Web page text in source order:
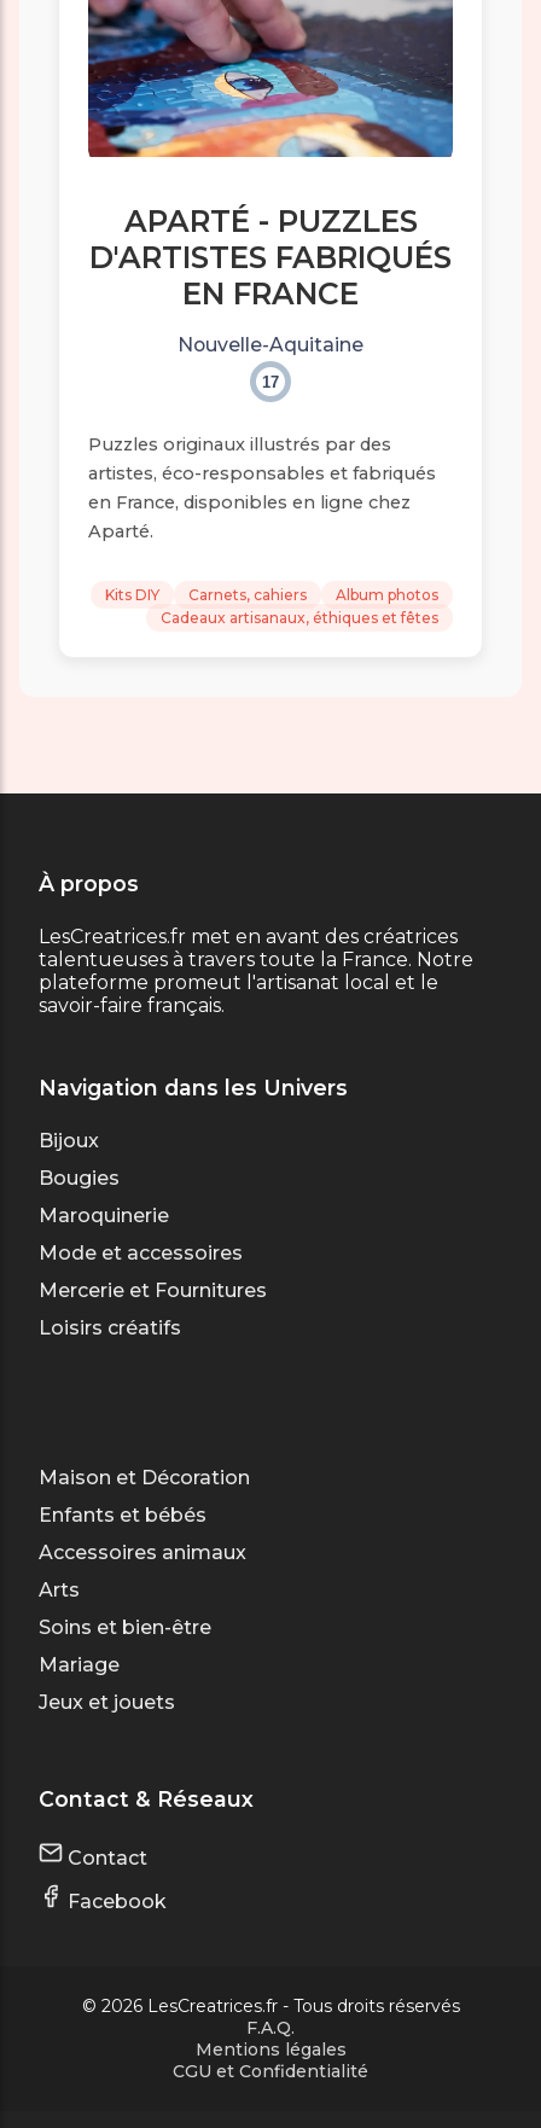
APARTÉ - PUZZLES
D'ARTISTES FABRIQUÉS
EN FRANCE
Nouvelle-Aquitaine
17
Puzzles originaux illustrés par des
artistes, éco-responsables et fabriqués
en France, disponibles en ligne chez
Aparté.
Kits DIY Carnets, cahiers
Album photos
Cadeaux artisanaux, éthiques et fêtes
À propos
LesCreatrices.fr met en avant des créatrices
talentueuses à travers toute la France. Notre
plateforme promeut l'artisanat local et le
savoir-faire français.
Navigation dans les Univers
Bijoux
Bougies
Maroquinerie
Mode et accessoires
Mercerie et Fournitures
Loisirs créatifs
Maison et Décoration
Enfants et bébés
Accessoires animaux
Arts
Soins et bien-être
Mariage
Jeux et jouets
Contact & Réseaux
Contact
Facebook
© 2026 LesCreatrices.fr - Tous droits réservés
F.A.Q.
Mentions légales
CGU et Confidentialité